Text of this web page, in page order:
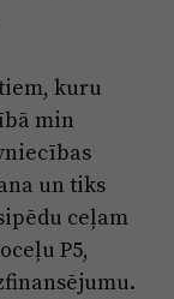
kuru
min
un tiks
ceļam
P5,